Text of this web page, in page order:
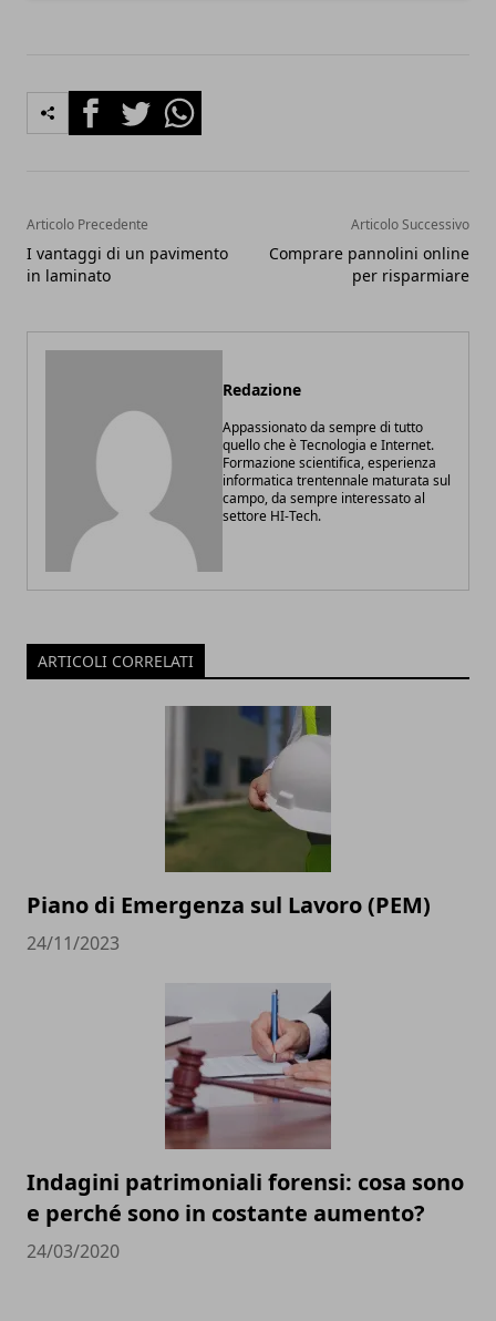
FacebookTwitterWhatsapp
Articolo Precedente
I vantaggi di un pavimento
in laminato
Articolo Successivo
Comprare pannolini online
per risparmiare
Redazione
Appassionato da sempre di tutto
quello che è Tecnologia e Internet.
Formazione scientifica, esperienza
informatica trentennale maturata sul
campo, da sempre interessato al
settore HI-Tech.
ARTICOLI CORRELATI
Piano di Emergenza sul Lavoro (PEM)
24/11/2023
Indagini patrimoniali forensi: cosa sono
e perché sono in costante aumento?
24/03/2020